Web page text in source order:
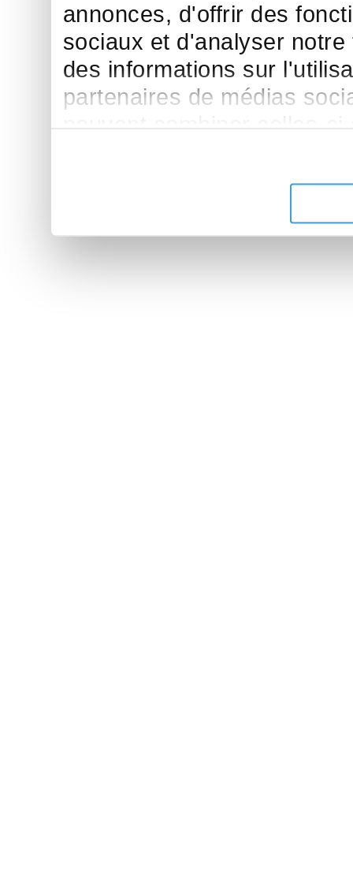
annonces, d'offrir des
sociaux et d'analyser
des informations sur
partenaires de médias